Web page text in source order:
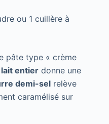
ou 1 cuillère à
pâte type « crème
lait entier donne une
demi-sel relève
caramélisé sur